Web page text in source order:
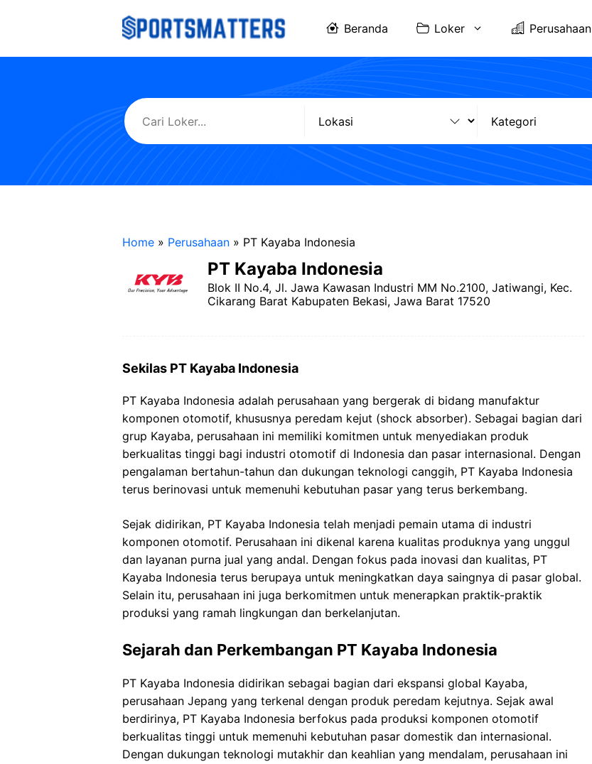
Beranda Loker Perusahaan
Home » Perusahaan » PT Kayaba Indonesia
PT Kayaba Indonesia
Blok II No.4, Jl. Jawa Kawasan Industri MM No.2100, Jatiwangi, Kec.
Cikarang Barat Kabupaten Bekasi, Jawa Barat 17520
Sekilas PT Kayaba Indonesia
PT Kayaba Indonesia adalah perusahaan yang bergerak di bidang manufaktur
komponen otomotif, khususnya peredam kejut (shock absorber). Sebagai bagian dari
grup Kayaba, perusahaan ini memiliki komitmen untuk menyediakan produk
berkualitas tinggi bagi industri otomotif di Indonesia dan pasar internasional. Dengan
pengalaman bertahun-tahun dan dukungan teknologi canggih, PT Kayaba Indonesia
terus berinovasi untuk memenuhi kebutuhan pasar yang terus berkembang.
Sejak didirikan, PT Kayaba Indonesia telah menjadi pemain utama di industri
komponen otomotif. Perusahaan ini dikenal karena kualitas produknya yang unggul
dan layanan purna jual yang andal. Dengan fokus pada inovasi dan kualitas, PT
Kayaba Indonesia terus berupaya untuk meningkatkan daya saingnya di pasar global.
Selain itu, perusahaan ini juga berkomitmen untuk menerapkan praktik-praktik
produksi yang ramah lingkungan dan berkelanjutan.
Sejarah dan Perkembangan PT Kayaba Indonesia
PT Kayaba Indonesia didirikan sebagai bagian dari ekspansi global Kayaba,
perusahaan Jepang yang terkenal dengan produk peredam kejutnya. Sejak awal
berdirinya, PT Kayaba Indonesia berfokus pada produksi komponen otomotif
berkualitas tinggi untuk memenuhi kebutuhan pasar domestik dan internasional.
Dengan dukungan teknologi mutakhir dan keahlian yang mendalam, perusahaan ini